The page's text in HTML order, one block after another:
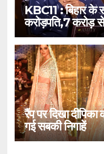
KBC11 : बिहार के
करोड़पति,7 करोड़
रैंप पर दिखा
गई सबकी निगाहें